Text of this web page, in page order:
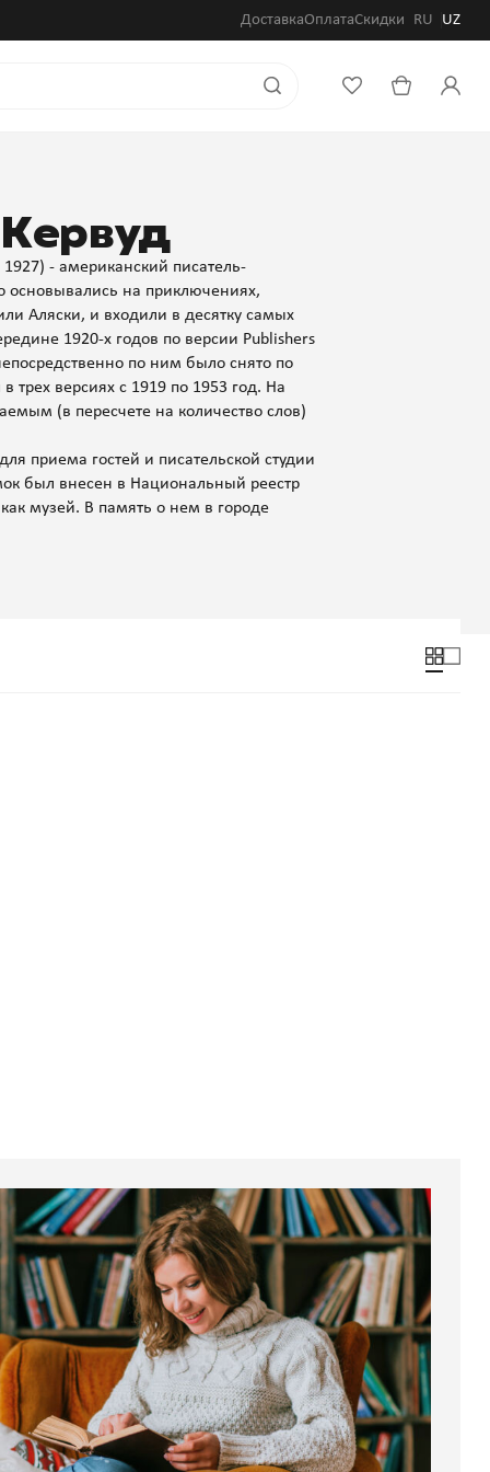
ДоставкаОплатаСкидки RU UZ
- американский писатель-
основывались на приключениях,
Аляски, и входили в десятку самых
1920-х годов по версии Publishers
по ним было снято по
версиях с 1919 по 1953 год. На
(в пересчете на количество слов)
приема гостей и писательской студии
был внесен в Национальный реестр
музей. В память о нем в городе